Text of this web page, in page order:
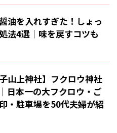
油を入れすぎた！しょっ
法4選｜味を戻すコツも
山上神社】フクロウ神社
日本一の大フクロウ・ご
・駐車場を50代夫婦が紹